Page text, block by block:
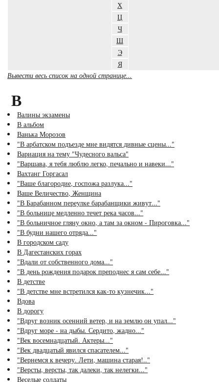
Х
Ц
Ч
Ш
Э
Я
Вывести весь список на одной странице...
В
Валины экзамены
В альбом
Ванька Морозов
"В арбатском подъезде мне видятся дивные сцены..."
Вариация на тему "Чудесного вальса"
"Варшава, я тебя люблю легко, печально и навеки..."
Вахтанг Горгасал
"Ваше благородие, госпожа разлука..."
Ваше Величество, Женщина
"В Барабанном переулке барабанщики живут..."
"В больнице медленно течет река часов..."
"В больничное гляну окно, а там за окном - Пироговка..."
"В будни нашего отряда..."
В городском саду
В Дагестанских горах
"Вдали от собственного дома..."
"В день рождения подарок преподнес я сам себе..."
В детстве
"В детстве мне встретился как-то кузнечик..."
Вдова
В дорогу
"Вдруг возник осенний ветер, и на землю он упал..."
"Вдруг море - на дыбы. Сердито, жадно..."
"Век восемнадцатый. Актеры..."
"Век двадцатый явился спасателем..."
"Вернемся к вечеру. Лети, машина старая!.."
"Версты, версты, так далеки, так нелегки..."
Веселые солдаты